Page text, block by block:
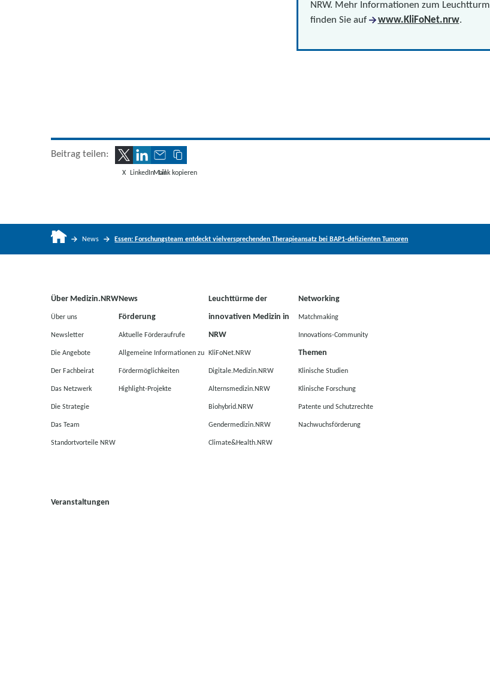
NRW. Mehr Informationen zum Leuchtturm
finden Sie auf
www.KliFoNet.nrw.
Beitrag teilen:
X LinkedInMailLink kopieren
News Essen: Forschungsteam entdeckt vielversprechenden Therapieansatz bei BAP1-defizienten Tumoren
Über Medizin.NRW
Über uns
Newsletter
Die Angebote
Der Fachbeirat
Das Netzwerk
Die Strategie
Das Team
Standortvorteile NRW
Veranstaltungen
News
Förderung
Aktuelle Förderaufrufe
Allgemeine Informationen zu
Fördermöglichkeiten
Highlight-Projekte
Leuchttürme der
innovativen Medizin in
NRW
KliFoNet.NRW
Digitale.Medizin.NRW
Alternsmedizin.NRW
Biohybrid.NRW
Gendermedizin.NRW
Climate&Health.NRW
Networking
Matchmaking
Innovations-Community
Themen
Klinische Studien
Klinische Forschung
Patente und Schutzrechte
Nachwuchsförderung